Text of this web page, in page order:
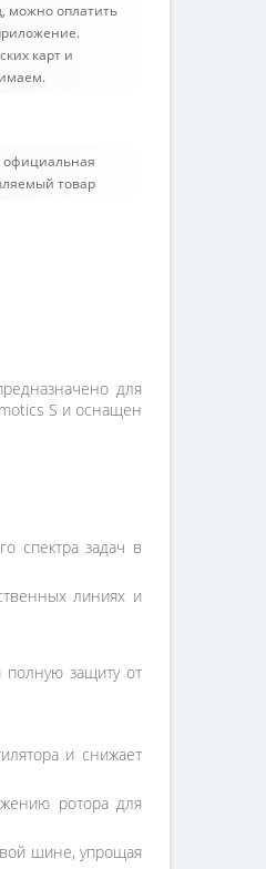
можно оплатить
карт и
официальная
товар
для
S и оснащен
спектра задач в
линиях и
полную защиту от
и снижает
ротора для
шине, упрощая